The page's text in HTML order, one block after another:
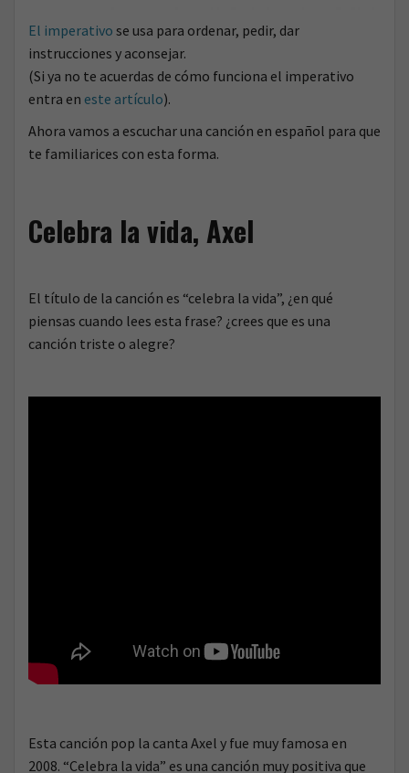
El imperativo se usa para ordenar, pedir, dar
instrucciones y aconsejar.
(Si ya no te acuerdas de cómo funciona el imperativo
entra en este artículo).
Ahora vamos a escuchar una canción en español para que
te familiarices con esta forma.
Celebra la vida, Axel
El título de la canción es “celebra la vida”, ¿en qué
piensas cuando lees esta frase? ¿crees que es una
canción triste o alegre?
Esta canción pop la canta Axel y fue muy famosa en
2008. “Celebra la vida” es una canción muy positiva que